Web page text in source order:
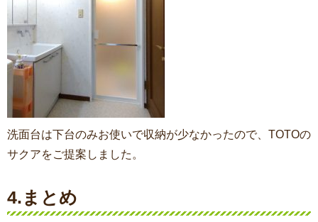
洗面台は下台のみお使いで収納が少なかったので、TOTOの
サクアをご提案しました。
4.まとめ